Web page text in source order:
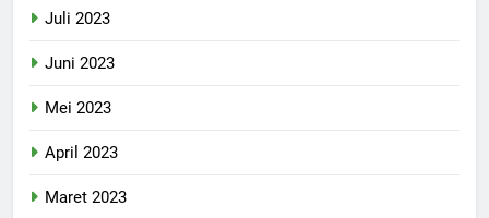
Juli 2023
Juni 2023
Mei 2023
April 2023
Maret 2023